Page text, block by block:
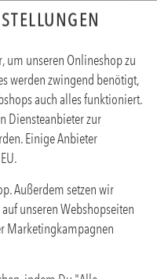
um unseren Onlineshop zu
werden zwingend benötigt,
auch alles funktioniert.
Diensteanbieter zur
Einige Anbieter
Außerdem setzen wir
unseren Webshopseiten
Marketingkampagnen
0,25L